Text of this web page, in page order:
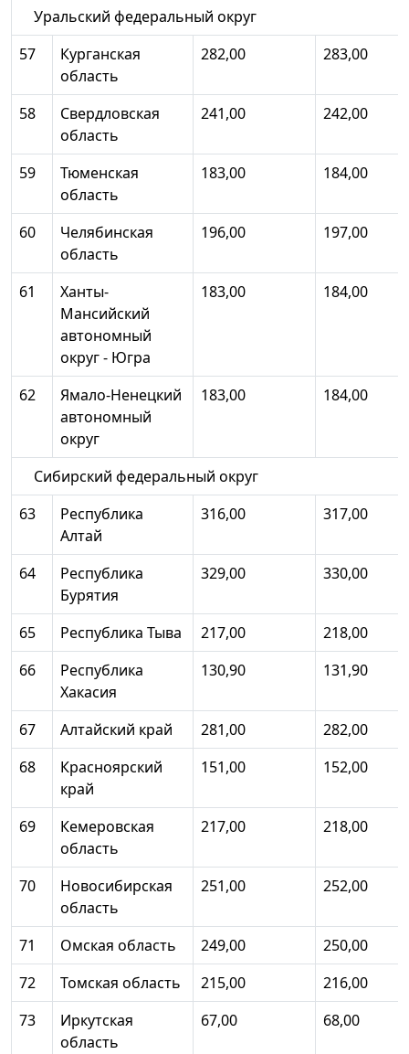
Уральский федеральный округ
57
Курганская
область
282,00 283,00
58
Свердловская
область
241,00 242,00
59
Тюменская
область
183,00 184,00
60
Челябинская
область
196,00 197,00
61
Ханты-
Мансийский
автономный
округ - Югра
183,00 184,00
62
Ямало-Ненецкий
автономный
округ
183,00 184,00
Сибирский федеральный округ
63
Республика
Алтай
316,00 317,00
64
Республика
Бурятия
329,00 330,00
65 Республика Тыва 217,00
218,00
66
Республика
Хакасия
130,90 131,90
67 Алтайский край 281,00
282,00
68
Красноярский
край
151,00 152,00
69
Кемеровская
область
217,00 218,00
70
Новосибирская
область
251,00 252,00
71 Омская область 249,00
250,00
72
Томская область 215,00
216,00
73
Иркутская
область
67,00 68,00